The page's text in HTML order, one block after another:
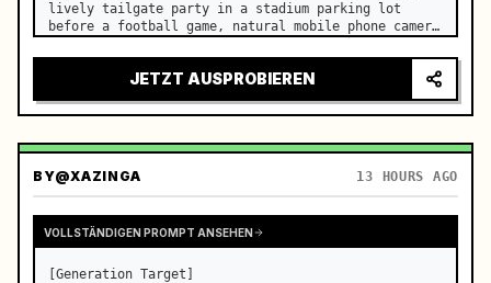
lively tailgate party in a stadium parking lot
before a football game, natural mobile phone camera
rate with smooth natural motion, rapidfire montage
with const…JETZT AUSPROBIEREN
BY@XAZINGA 13 HOURS AGO
VOLLSTÄNDIGEN PROMPT ANSEHEN
[Generation Target]